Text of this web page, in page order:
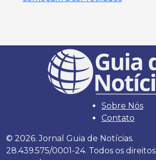
Sobre Nós
Contato
© 2026. Jornal Guia de Notícias.
28.439.575/0001-24. Todos os direitos